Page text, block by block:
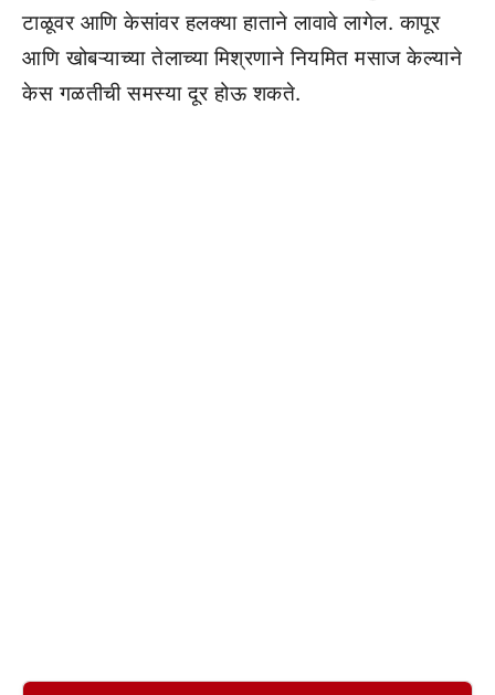
टाळूवर आणि केसांवर हलक्या हाताने लावावे लागेल. कापूर
आणि खोबऱ्याच्या तेलाच्या मिश्रणाने नियमित मसाज केल्याने
केस गळतीची समस्या दूर होऊ शकते.